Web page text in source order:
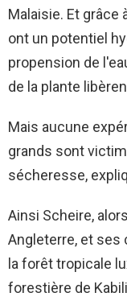
Malaisie. Et grâce
ont un potentiel
propension de
de la plante
Mais aucune
grands sont
sécheresse,
Ainsi Scheire,
Angleterre, et ses
la forêt tropicale
forestière de